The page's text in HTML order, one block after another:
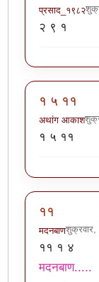
प्रसाद_१९८२
२ ९ १
१ ५ ११
अथांग आकाश
१ ५ ११
११
मदनबाण
११ १ ४
मदनबाण.....